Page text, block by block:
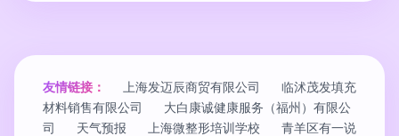
友情链接： 上海发迈辰商贸有限公司
临沭茂发填充
材料销售有限公司
大白康诚健康服务（福州）有限公
司
天气预报 上海微整形培训学校
青羊区有一说